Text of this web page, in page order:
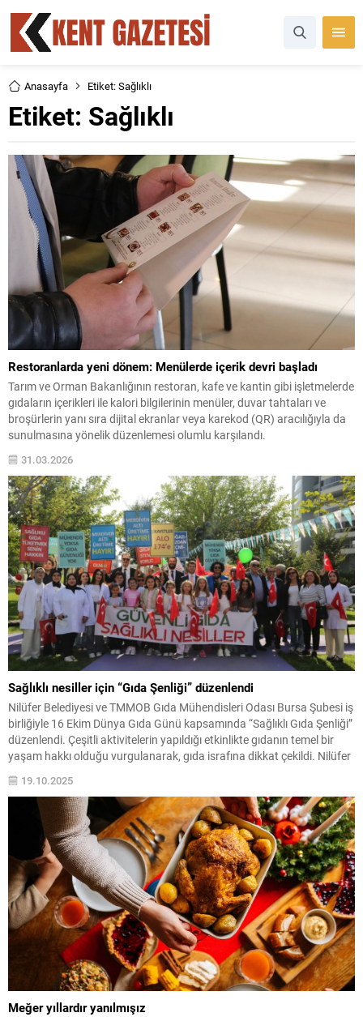
Anasayfa Etiket: Sağlıklı
Etiket: Sağlıklı
Restoranlarda yeni dönem: Menülerde içerik devri başladı
Tarım ve Orman Bakanlığının restoran, kafe ve kantin gibi işletmelerde
gıdaların içerikleri ile kalori bilgilerinin menüler, duvar tahtaları ve
broşürlerin yanı sıra dijital ekranlar veya karekod (QR) aracılığıyla da
sunulmasına yönelik düzenlemesi olumlu karşılandı.
31.03.2026
Sağlıklı nesiller için “Gıda Şenliği” düzenlendi
Nilüfer Belediyesi ve TMMOB Gıda Mühendisleri Odası Bursa Şubesi iş
birliğiyle 16 Ekim Dünya Gıda Günü kapsamında “Sağlıklı Gıda Şenliği”
düzenlendi. Çeşitli aktivitelerin yapıldığı etkinlikte gıdanın temel bir
yaşam hakkı olduğu vurgulanarak, gıda israfına dikkat çekildi. Nilüfer
gıda, sağlıklı nesiller için...
19.10.2025
Meğer yıllardır yanılmışız